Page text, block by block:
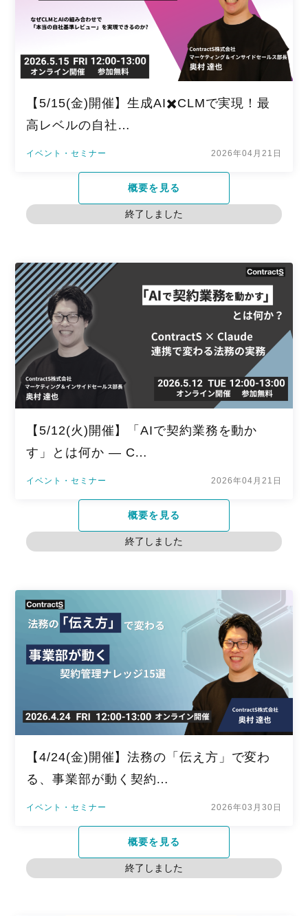
【5/15(金)開催】生成AI✖️CLMで実現！最
高レベルの自社…
イベント・セミナー 2026年04月21日
概要を見る
終了しました
【5/12(火)開催】「AIで契約業務を動か
す」とは何か — C…
イベント・セミナー 2026年04月21日
概要を見る
終了しました
【4/24(金)開催】法務の「伝え方」で変わ
る、事業部が動く契約…
イベント・セミナー 2026年03月30日
概要を見る
終了しました